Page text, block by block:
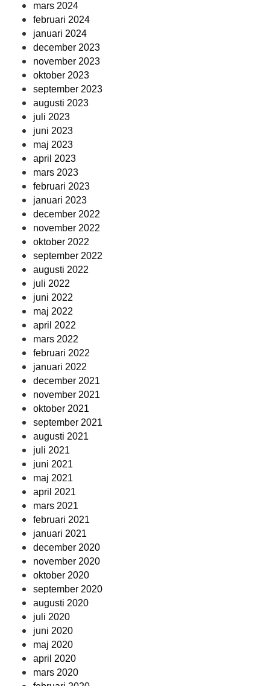
mars 2024
februari 2024
januari 2024
december 2023
november 2023
oktober 2023
september 2023
augusti 2023
juli 2023
juni 2023
maj 2023
april 2023
mars 2023
februari 2023
januari 2023
december 2022
november 2022
oktober 2022
september 2022
augusti 2022
juli 2022
juni 2022
maj 2022
april 2022
mars 2022
februari 2022
januari 2022
december 2021
november 2021
oktober 2021
september 2021
augusti 2021
juli 2021
juni 2021
maj 2021
april 2021
mars 2021
februari 2021
januari 2021
december 2020
november 2020
oktober 2020
september 2020
augusti 2020
juli 2020
juni 2020
maj 2020
april 2020
mars 2020